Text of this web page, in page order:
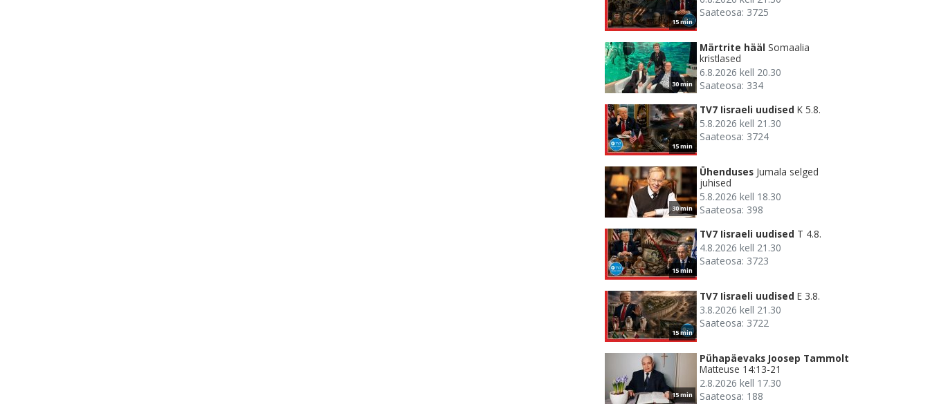
15 min
Saateosa: 3725
30 min
Märtrite hääl Somaalia
kristlased
6.8.2026 kell 20.30
Saateosa: 334
15 min
TV7 Iisraeli uudised K 5.8.
5.8.2026 kell 21.30
Saateosa: 3724
30 min
Ühenduses Jumala selged
juhised
5.8.2026 kell 18.30
Saateosa: 398
15 min
TV7 Iisraeli uudised T 4.8.
4.8.2026 kell 21.30
Saateosa: 3723
15 min
TV7 Iisraeli uudised E 3.8.
3.8.2026 kell 21.30
Saateosa: 3722
15 min
Pühapäevaks Joosep Tammolt
Matteuse 14:13-21
2.8.2026 kell 17.30
Saateosa: 188